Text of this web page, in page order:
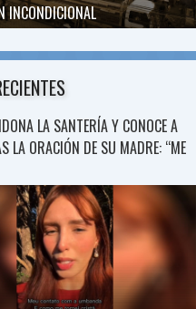
INCONDICIONAL
LA SANTERÍA Y CONOCE A
LA ORACIÓN DE SU MADRE: “ME